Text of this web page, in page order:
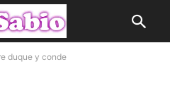
duque y conde